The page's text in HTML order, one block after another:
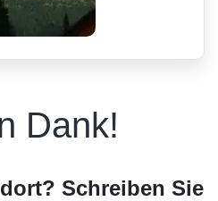
Dank!
Schreiben Sie